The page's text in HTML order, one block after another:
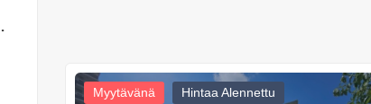
Myytävänä Hintaa Alennettu